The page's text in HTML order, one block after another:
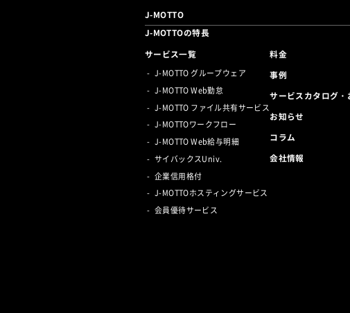
J-MOTTO
J-MOTTOの特長
サービス一覧
J-MOTTO グループウェア
J-MOTTO Web勤怠
J-MOTTO ファイル共有サービス
J-MOTTOワークフロー
J-MOTTO Web給与明細
サイバックスUniv.
企業信用格付
J-MOTTOホスティングサービス
会員優待サービス
料金
事例
サービスカタログ
お知らせ
コラム
会社情報